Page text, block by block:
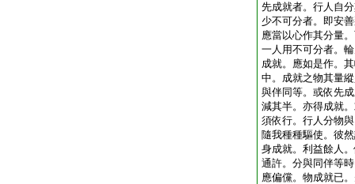
先成就者。行人自
少不可分者。即安
應當以心作其分量
一人用不可分者。
成就。應如是作。
中。成就之物其量
與伴同等。或依先
減其半。亦得成就
須依行。行人分物
隨我種種驅使。彼
身成就。利益餘人
通許。分與同伴等
應偏儻。物成就已